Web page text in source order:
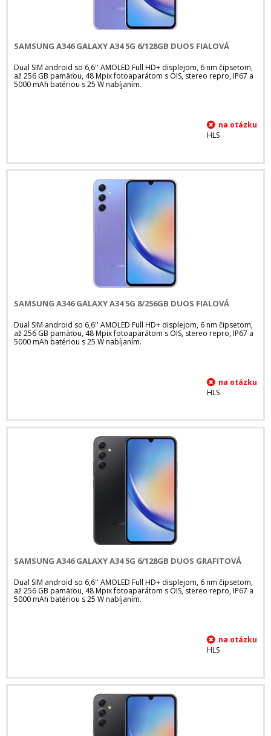
SAMSUNG A346 GALAXY A34 5G 6/128GB DUOS FIALOVÁ
Dual SIM android so 6,6'' AMOLED Full HD+ displejom, 6 nm čipsetom,
až 256 GB pamäťou, 48 Mpix fotoaparátom s OIS, stereo repro, IP67 a
5000 mAh batériou s 25 W nabíjaním.
HLS
SAMSUNG A346 GALAXY A34 5G 8/256GB DUOS FIALOVÁ
Dual SIM android so 6,6'' AMOLED Full HD+ displejom, 6 nm čipsetom,
až 256 GB pamäťou, 48 Mpix fotoaparátom s OIS, stereo repro, IP67 a
5000 mAh batériou s 25 W nabíjaním.
HLS
SAMSUNG A346 GALAXY A34 5G 6/128GB DUOS GRAFITOVÁ
Dual SIM android so 6,6'' AMOLED Full HD+ displejom, 6 nm čipsetom,
až 256 GB pamäťou, 48 Mpix fotoaparátom s OIS, stereo repro, IP67 a
5000 mAh batériou s 25 W nabíjaním.
HLS